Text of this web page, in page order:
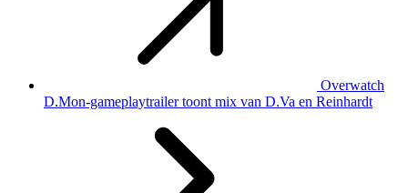
Overwatch
D.Mon-gameplaytrailer toont mix van D.Va en Reinhardt